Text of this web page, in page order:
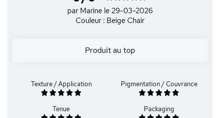
par Marine le 29-03-2026
Couleur : Beige Chair
Produit au top
Texture / Application Pigmentation / Couvrance
Tenue Packaging